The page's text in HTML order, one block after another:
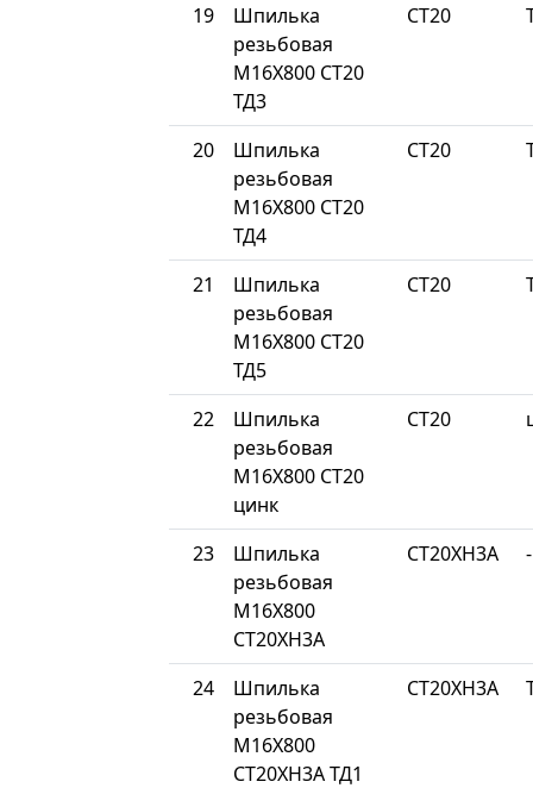
19
Шпилька
резьбовая
М16Х800 СТ20
ТД3
СТ20
20
Шпилька
резьбовая
М16Х800 СТ20
ТД4
СТ20
21
Шпилька
резьбовая
М16Х800 СТ20
ТД5
СТ20
22
Шпилька
резьбовая
М16Х800 СТ20
цинк
СТ20
23
Шпилька
резьбовая
М16Х800
СТ20ХН3А
СТ20ХН3А -
24
Шпилька
резьбовая
М16Х800
СТ20ХН3А ТД1
СТ20ХН3А